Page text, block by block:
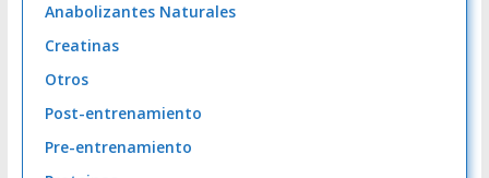
Anabolizantes Naturales
Creatinas
Otros
Post-entrenamiento
Pre-entrenamiento